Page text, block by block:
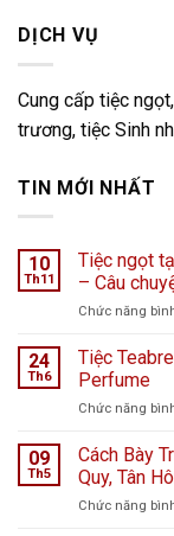
DỊCH VỤ
Cung cấp tiệc
trương, tiệc Sinh
TIN MỚI NHẤT
10
Th11
Tiệc ngọt
– Câu
Chức năng
24
Th6
Tiệc
Perfume
Chức năng
09
Th5
Cách Bày
Quy, Tân
Chức năng